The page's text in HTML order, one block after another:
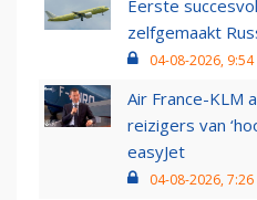
Eerste
zelfgemaakt
04-08-2026, 9:54
Air France-KLM
reizigers van
easyJet
04-08-2026, 7:26